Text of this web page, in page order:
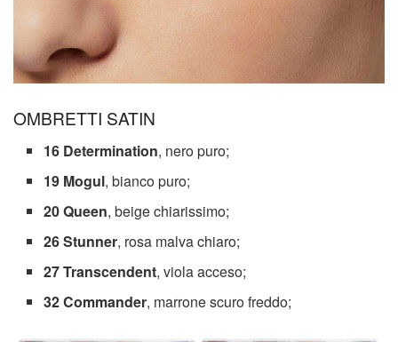
OMBRETTI SATIN
16 Determination, nero puro;
19 Mogul, bianco puro;
20 Queen, beige chiarissimo;
26 Stunner, rosa malva chiaro;
27 Transcendent, viola acceso;
32 Commander, marrone scuro freddo;